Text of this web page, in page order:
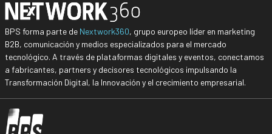
BPS forma parte de Nextwork360, grupo europeo líder en marketing
B2B, comunicación y medios especializados para el mercado
tecnológico. A través de plataformas digitales y eventos, conectamos
a fabricantes, partners y decisores tecnológicos impulsando la
Transformación Digital, la Innovación y el crecimiento empresarial.